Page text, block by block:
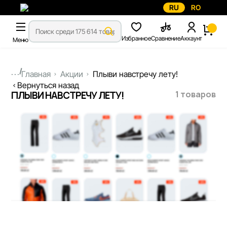
RU RO
Меню ИзбранноеСравнениеАккаунт
...Главная Акции
Плыви навстречу лету!
Вернуться назад
ПЛЫВИ НАВСТРЕЧУ ЛЕТУ! 1 товаров